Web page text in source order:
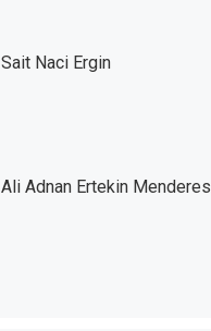
Sait Naci Ergin
Ali Adnan Ertekin Menderes